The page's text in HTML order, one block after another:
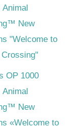
OP 1000
Animal
New
«Welcome to